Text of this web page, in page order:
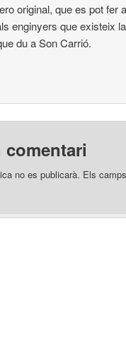
original, que es pot
enginyers que existeix
du a Son Carrió.
comentari
no es publicarà. Els